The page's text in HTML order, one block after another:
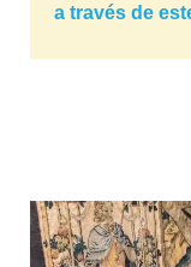
a través de